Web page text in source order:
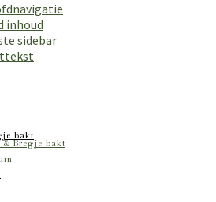
inhoud
sidebar
bakt
Bregje bakt